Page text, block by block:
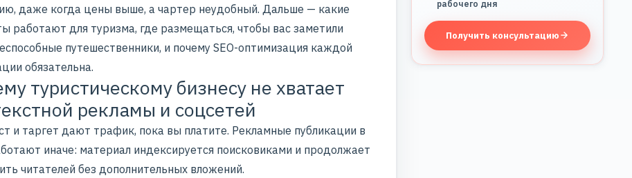
даже когда цены выше, а чартер неудобный. Дальше — какие
работают для туризма, где размещаться, чтобы вас заметили
путешественники, и почему SEO-оптимизация каждой
обязательна.
туристическому бизнесу не хватает
рекламы и соцсетей
и таргет дают трафик, пока вы платите. Рекламные публикации в
иначе: материал индексируется поисковиками и продолжает
читателей без дополнительных вложений.
рабочего дня
Получить консультацию